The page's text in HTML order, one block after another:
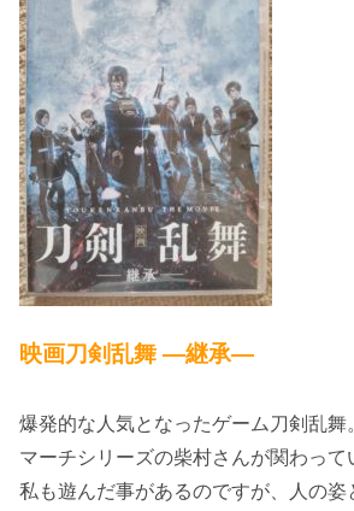
映画刀剣乱舞 ―継承―
爆発的な人気となったゲーム刀剣乱舞
マーチシリーズの柴村さんが関わって
私も遊んだ事があるのですが、人の姿